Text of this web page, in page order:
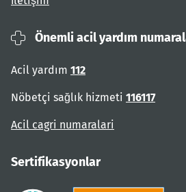
Önemli acil yardım
Acil yardım 112
Nöbetçi sağlık hizmeti 116117
Acil cagri numaralari
Sertifikasyonlar